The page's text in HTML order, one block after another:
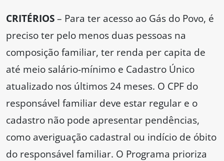
CRITÉRIOS– Para ter acesso ao Gás do Povo, é
preciso ter pelo menos duas pessoas na
composição familiar, ter renda per capita de
até meio salário-mínimo e Cadastro Único
atualizado nos últimos 24 meses. O CPF do
responsável familiar deve estar regular e o
cadastro não pode apresentar pendências,
como averiguação cadastral ou indício de óbito
do responsável familiar. O Programa prioriza